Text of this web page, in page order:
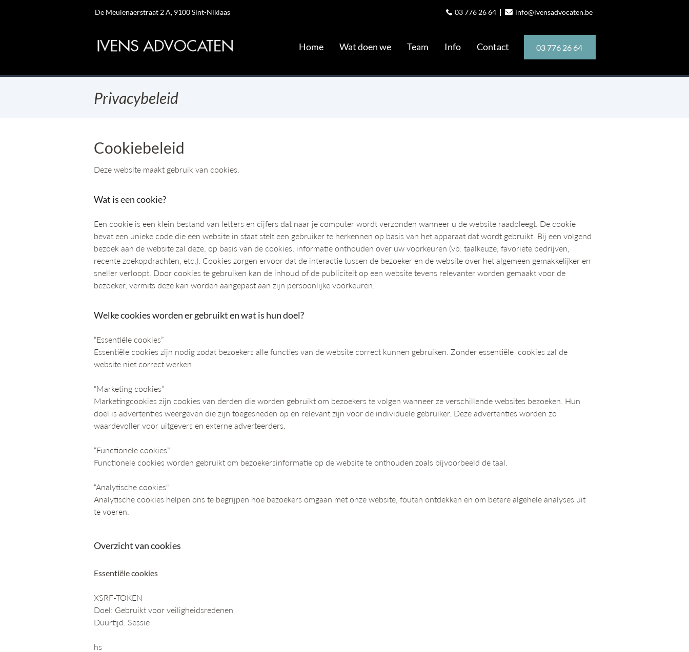
De Meulenaerstraat 2 A, 9100 Sint-Niklaas 03 776 26 64 info@ivensadvocaten.be
Home Wat doen we Team Info Contact 03 776 26 64
Privacybeleid
Cookiebeleid
Deze website maakt gebruik van cookies.
Wat is een cookie?
Een cookie is een klein bestand van letters en cijfers dat naar je computer wordt verzonden wanneer u de website raadpleegt. De cookie
bevat een unieke code die een website in staat stelt een gebruiker te herkennen op basis van het apparaat dat wordt gebruikt. Bij een volgend
bezoek aan de website zal deze, op basis van de cookies, informatie onthouden over uw voorkeuren (vb. taalkeuze, favoriete bedrijven,
recente zoekopdrachten, etc.). Cookies zorgen ervoor dat de interactie tussen de bezoeker en de website over het algemeen gemakkelijker en
sneller verloopt. Door cookies te gebruiken kan de inhoud of de publiciteit op een website tevens relevanter worden gemaakt voor de
bezoeker, vermits deze kan worden aangepast aan zijn persoonlijke voorkeuren.
Welke cookies worden er gebruikt en wat is hun doel?
“Essentiële cookies”
Essentiële cookies zijn nodig zodat bezoekers alle functies van de website correct kunnen gebruiken. Zonder essentiële cookies zal de
website niet correct werken.
“Marketing cookies”
Marketingcookies zijn cookies van derden die worden gebruikt om bezoekers te volgen wanneer ze verschillende websites bezoeken. Hun
doel is advertenties weergeven die zijn toegesneden op en relevant zijn voor de individuele gebruiker. Deze advertenties worden zo
waardevoller voor uitgevers en externe adverteerders.
“Functionele cookies”
Functionele cookies worden gebruikt om bezoekersinformatie op de website te onthouden zoals bijvoorbeeld de taal.
“Analytische cookies"
Analytische cookies helpen ons te begrijpen hoe bezoekers omgaan met onze website, fouten ontdekken en om betere algehele analyses uit
te voeren.
Overzicht van cookies
Essentiële cookies
XSRF-TOKEN
Doel: Gebruikt voor veiligheidsredenen
Duurtijd: Sessie
hs